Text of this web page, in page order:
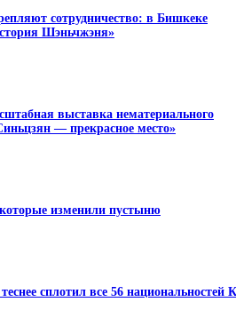
сотрудничество: в Бишкеке
Шэньчжэня»
выставка нематериального
— прекрасное место»
изменили пустыню
сплотил все 56 национальностей